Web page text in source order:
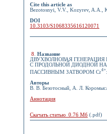
Cite this article as
Bezotosnyi, V.V., Kozyrev, A.A.,
DOI
10.3103/S1068335616120071
8
Название
ДВУХВОЛНОВАЯ
С ПРОДОЛЬНОЙ ДИОДНОЙ
ПАССИВНЫМ ЗАТВОРОМ Cr4+
Авторы
В. В. Безотосный, А. Л.
Аннотация
Скачать статью 0.76 Мб (.pdf)